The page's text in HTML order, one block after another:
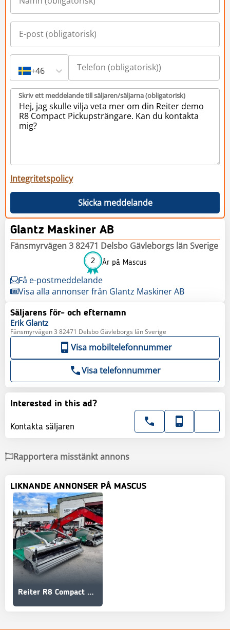
+46
Skriv ett meddelande till säljaren/säljarna (obligatorisk)
Integritetspolicy
Skicka meddelande
Glantz Maskiner AB
Fänsmyrvägen 3 82471 Delsbo Gävleborgs län Sverige
2 År på Mascus
Få e-postmeddelande
Visa alla annonser från Glantz Maskiner AB
Säljarens för- och efternamn
Erik Glantz
Fänsmyrvägen 3 82471 Delsbo Gävleborgs län Sverige
Visa mobiltelefonnummer
Visa telefonnummer
Interested in this ad?
Kontakta säljaren
Rapportera misstänkt annons
LIKNANDE ANNONSER PÅ MASCUS
Reiter R8 Compact Pickupsträngare